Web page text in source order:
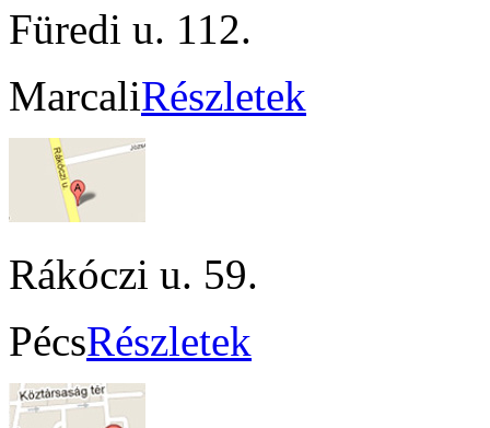
Füredi u. 112.
MarcaliRészletek
Rákóczi u. 59.
PécsRészletek